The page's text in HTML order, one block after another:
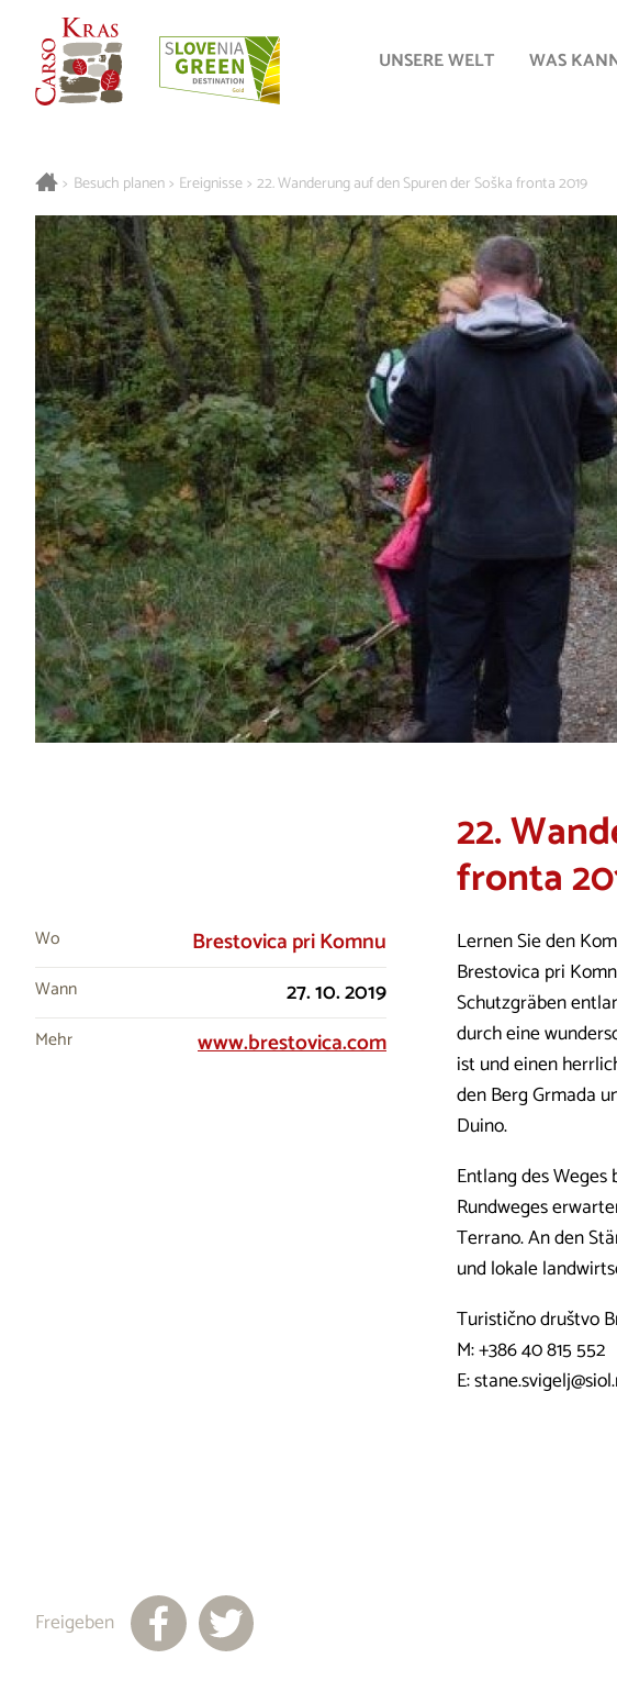
UNSERE WELT WAS
> Besuch planen > Ereignisse > 22. Wanderung auf den Spuren der Soška fronta 2019
22.
fronta
Wo Brestovica pri Komnu
Wann 27. 10. 2019
Mehr www.brestovica.com
Lernen Sie den
Brestovica pri
Schutzgräben
durch eine
ist und einen
den Berg Grmada
Duino.
Entlang des
Rundweges
Terrano. An den
und lokale
Turistično društvo
M: +386 40 815 552
E:
Freigeben